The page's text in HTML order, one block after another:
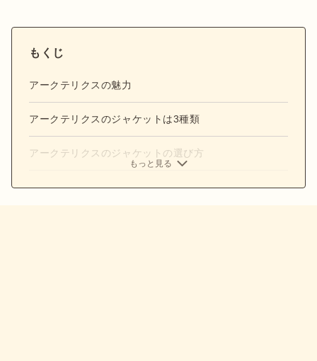
もくじ
アークテリクスの魅力
アークテリクスのジャケットは3種類
アークテリクスのジャケットの選び方
もっと見る